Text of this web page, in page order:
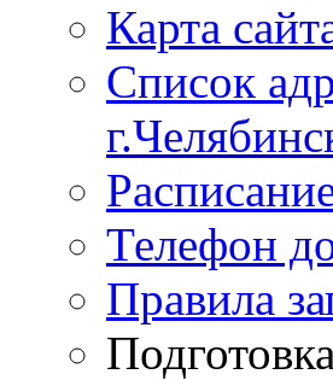
Карта
Список
Телефон
Правила